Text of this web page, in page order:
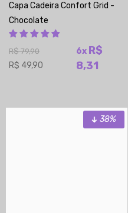
Capa Cadeira Confort Grid -
Chocolate
R$ 79,90
R$ 49,90
6x R$
8,31
38%